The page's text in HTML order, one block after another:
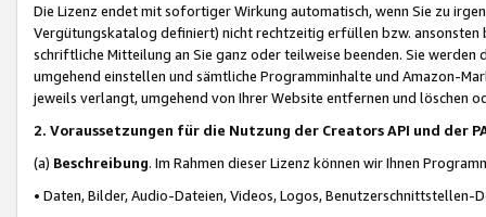
Die Lizenz endet mit sofortiger Wirkung automatisch, wenn Sie zu
Vergütungskatalog definiert) nicht rechtzeitig erfüllen bzw. ansonsten
schriftliche Mitteilung an Sie ganz oder teilweise beenden. Sie werden
umgehend einstellen und sämtliche Programminhalte und Amazon-
jeweils verlangt, umgehend von Ihrer Website entfernen und löschen
2. Voraussetzungen für die Nutzung der Creators API und der
(a) Beschreibung. Im Rahmen dieser Lizenz können wir Ihnen
• Daten, Bilder, Audio-Dateien, Videos, Logos, Benutzerschnittstellen-